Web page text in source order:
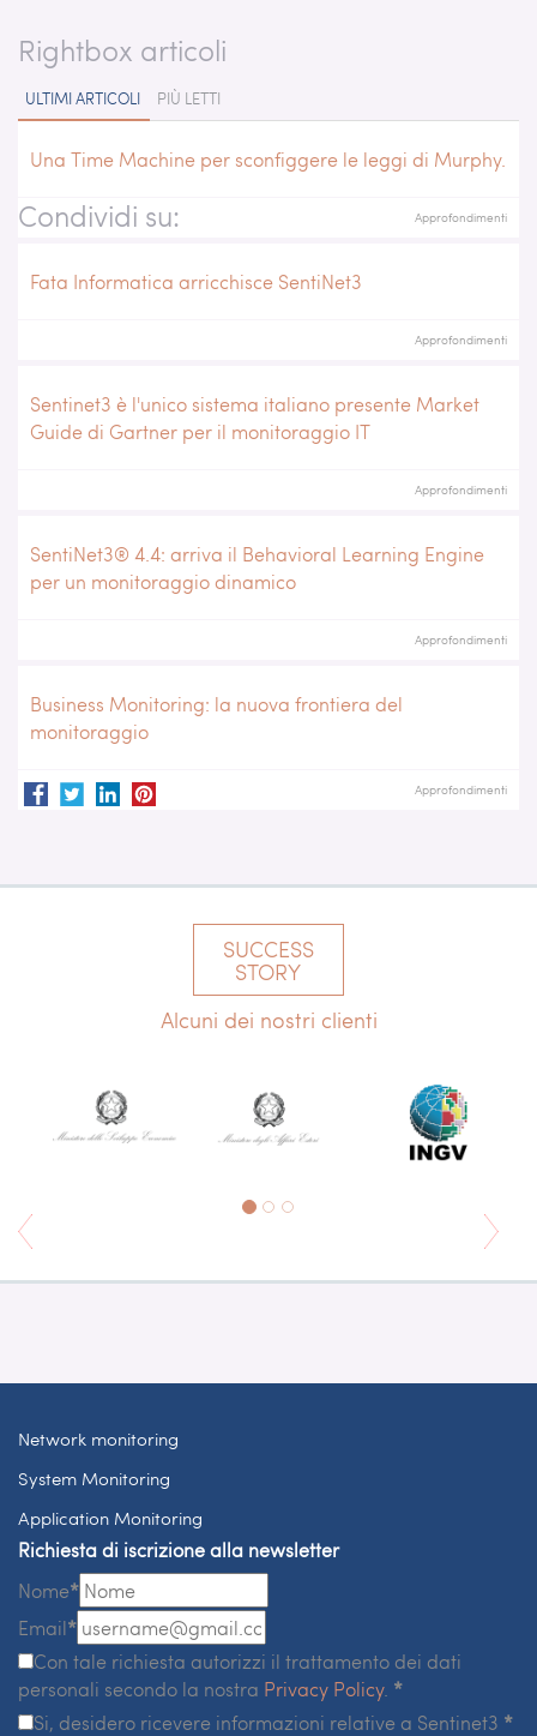
Rightbox articoli
ULTIMI ARTICOLI PIÙ LETTI
Una Time Machine per sconfiggere le leggi di Murphy.
Approfondimenti
Fata Informatica arricchisce SentiNet3
Approfondimenti
Sentinet3 è l'unico sistema italiano presente Market
Guide di Gartner per il monitoraggio IT
Approfondimenti
SentiNet3® 4.4: arriva il Behavioral Learning Engine
per un monitoraggio dinamico
Approfondimenti
Business Monitoring: la nuova frontiera del
monitoraggio
Approfondimenti
Condividi su:
SUCCESS
STORY
Alcuni dei nostri clienti
Network monitoring
System Monitoring
Application Monitoring
Richiesta di iscrizione alla newsletter
Nome*
Email*
Con tale richiesta autorizzi il trattamento dei dati
personali secondo la nostra Privacy Policy. *
Si, desidero ricevere informazioni relative a Sentinet3 *